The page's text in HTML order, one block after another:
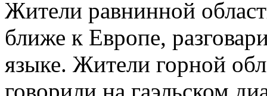
Жители равнинной
ближе к Европе,
языке. Жители горной
говорили на гаэльском